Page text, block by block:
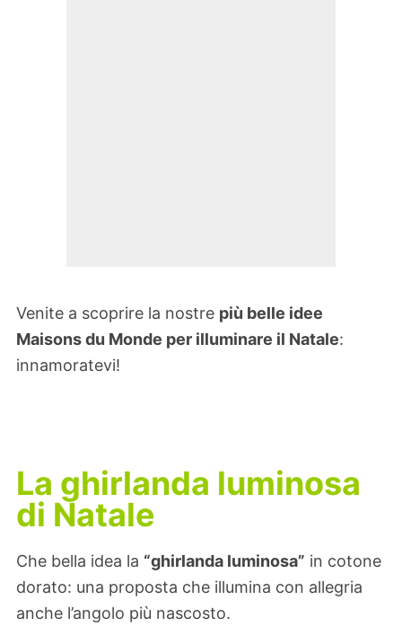
Venite a scoprire la nostre più belle idee
Maisons du Monde per illuminare il Natale:
innamoratevi!
La ghirlanda luminosa
di Natale
Che bella idea la “ghirlanda luminosa” in cotone
dorato: una proposta che illumina con allegria
anche l’angolo più nascosto.